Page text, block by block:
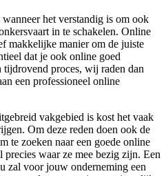
het verstandig is om ook
in te schakelen. Online
makkelijke manier om de juiste
dat je ook online goed
proces, wij raden dan
een professioneel online
vakgebied is kost het vaak
Om deze reden doen ook de
te zoeken naar een goede online
waar ze mee bezig zijn. Een
zal voor jouw onderneming een